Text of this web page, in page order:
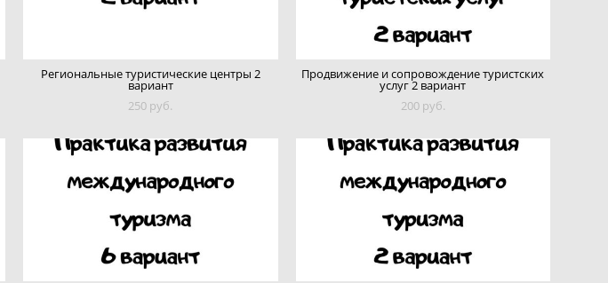
Региональные туристические центры 2
вариант
250 pуб.
Продвижение и сопровождение туристских
услуг 2 вариант
200 pуб.